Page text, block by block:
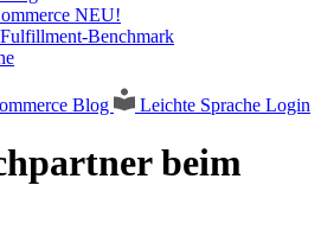
NEU!
Benchmark
Blog Leichte Sprache Login
beim